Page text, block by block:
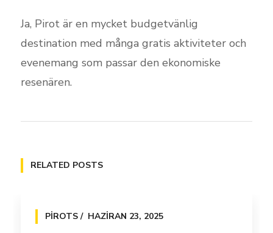
Ja, Pirot är en mycket budgetvänlig
destination med många gratis aktiviteter och
evenemang som passar den ekonomiske
resenären.
RELATED POSTS
PIROTS HAZIRAN 23, 2025